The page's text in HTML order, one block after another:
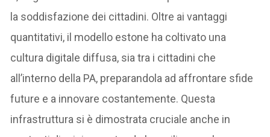
la soddisfazione dei cittadini. Oltre ai vantaggi
quantitativi, il modello estone ha coltivato una
cultura digitale diffusa, sia tra i cittadini che
all’interno della PA, preparandola ad affrontare sfide
future e a innovare costantemente. Questa
infrastruttura si è dimostrata cruciale anche in